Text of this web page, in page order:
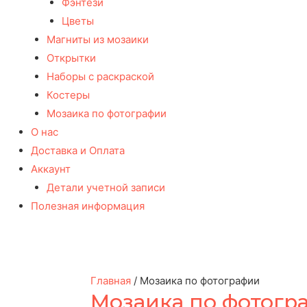
Цветы
Магниты из мозаики
Открытки
Наборы с раскраской
Костеры
Мозаика по фотографии
О нас
Доставка и Оплата
Аккаунт
Детали учетной записи
Полезная информация
Главная / Мозаика по фотографии